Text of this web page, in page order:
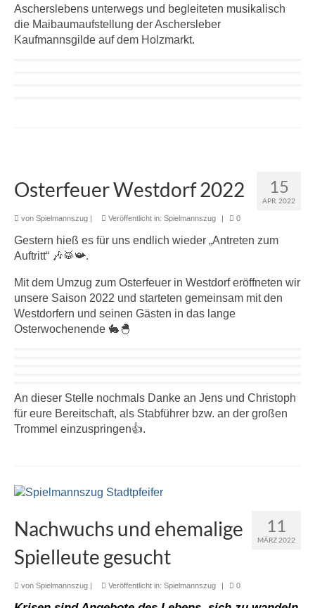
Ascherslebens unterwegs und begleiteten musikalisch
die Maibaumaufstellung der Aschersleber
Kaufmannsgilde auf dem Holzmarkt.
15
APR. 2022
Osterfeuer Westdorf 2022
von Spielmannszug | Veröffentlicht in: Spielmannszug | 0
Gestern hieß es für uns endlich wieder „Antreten zum
Auftritt“ 🎶🥁📯.
Mit dem Umzug zum Osterfeuer in Westdorf eröffneten wir
unsere Saison 2022 und starteten gemeinsam mit den
Westdorfern und seinen Gästen in das lange
Osterwochenende 🐇🐣
An dieser Stelle nochmals Danke an Jens und Christoph
für eure Bereitschaft, als Stabführer bzw. an der großen
Trommel einzuspringen👍.
11
MÄRZ 2022
Nachwuchs und ehemalige
Spielleute gesucht
von Spielmannszug | Veröffentlicht in: Spielmannszug | 0